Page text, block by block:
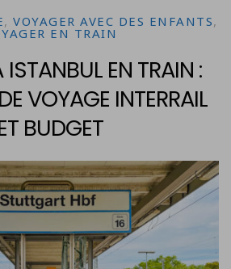
, VOYAGER AVEC DES ENFANTS,
EN TRAIN
ISTANBUL EN TRAIN :
VOYAGE INTERRAIL
BUDGET